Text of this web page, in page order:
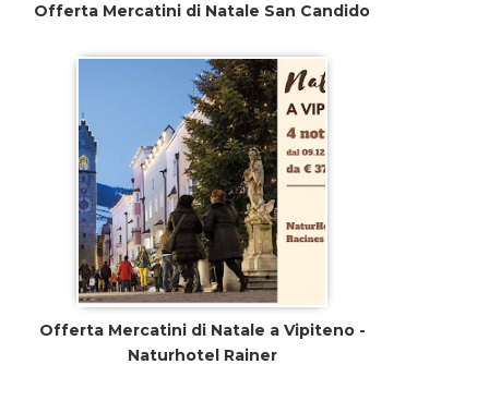
Offerta Mercatini di Natale San Candido
Offerta Mercatini di Natale a Vipiteno -
Naturhotel Rainer